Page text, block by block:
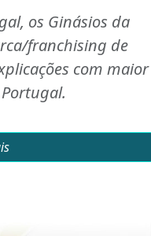
os Ginásios da
franchising de
com maior